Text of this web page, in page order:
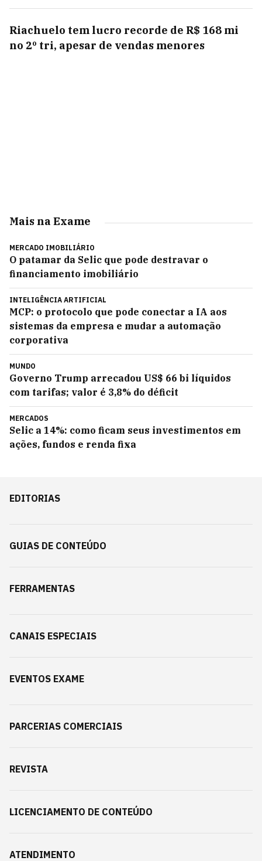
Riachuelo tem lucro recorde de R$ 168 mi
no 2º tri, apesar de vendas menores
Mais na Exame
MERCADO IMOBILIÁRIO
O patamar da Selic que pode destravar o
financiamento imobiliário
INTELIGÊNCIA ARTIFICIAL
MCP: o protocolo que pode conectar a IA aos
sistemas da empresa e mudar a automação
corporativa
MUNDO
Governo Trump arrecadou US$ 66 bi líquidos
com tarifas; valor é 3,8% do déficit
MERCADOS
Selic a 14%: como ficam seus investimentos em
ações, fundos e renda fixa
EDITORIAS
GUIAS DE CONTEÚDO
FERRAMENTAS
CANAIS ESPECIAIS
EVENTOS EXAME
PARCERIAS COMERCIAIS
REVISTA
LICENCIAMENTO DE CONTEÚDO
ATENDIMENTO